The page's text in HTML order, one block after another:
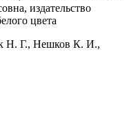
Г., Нешков К. И.,